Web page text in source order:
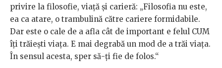
privire la filosofie, viață și carieră: „Filosofia nu este,
ea ca atare, o trambulină către cariere formidabile.
Dar este o cale de a afla cât de important e felul CUM
îți trăiești viața. E mai degrabă un mod de a trăi viața.
În sensul acesta, sper să-ți fie de folos.“